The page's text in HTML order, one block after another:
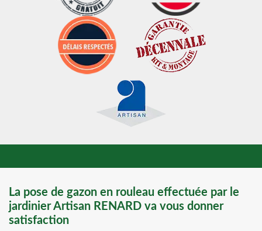
La pose de gazon en rouleau effectuée par le
jardinier Artisan RENARD va vous donner
satisfaction